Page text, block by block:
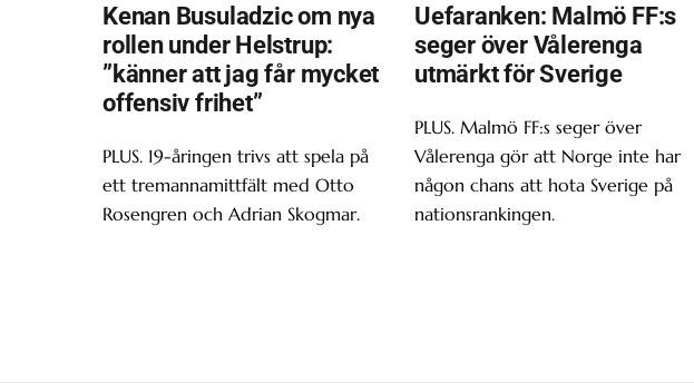
Kenan Busuladzic om nya
rollen under Helstrup:
”känner att jag får mycket
offensiv frihet”
PLUS. 19-åringen trivs att spela på
ett tremannamittfält med Otto
Rosengren och Adrian Skogmar.
Uefaranken: Malmö FF:s
seger över Vålerenga
utmärkt för Sverige
PLUS. Malmö FF:s seger över
Vålerenga gör att Norge inte har
någon chans att hota Sverige på
nationsrankingen.